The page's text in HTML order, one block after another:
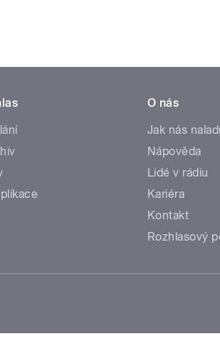
O nás
Jak nás
Nápověda
Lidé v rádiu
Kariéra
Kontakt
Rozhlasový